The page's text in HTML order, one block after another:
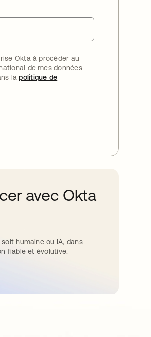
Okta à procéder au
de mes données
lapolitique de
avec Okta
humaine ou IA, dans
fiable et évolutive.
onglet